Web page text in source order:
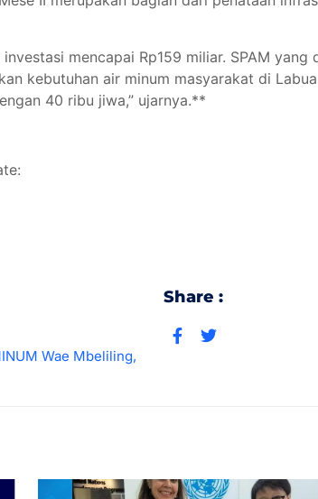
mencapai Rp159 miliar. SPAM yang
kebutuhan air minum masyarakat di
40 ribu jiwa,” ujarnya.**
Wae Mbeliling,
Share :